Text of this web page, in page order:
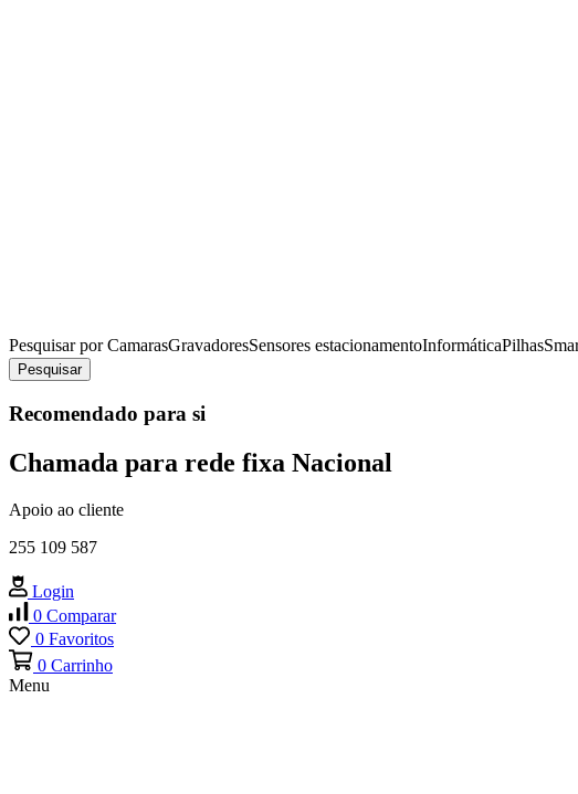
Pesquisar porCamarasGravadoresSensores estacionamentoInformáticaPilhas
Pesquisar
Recomendado para si
Chamada para rede fixa Nacional
Apoio ao cliente
255 109 587
Login
0 Comparar
0 Favoritos
0 Carrinho
Menu